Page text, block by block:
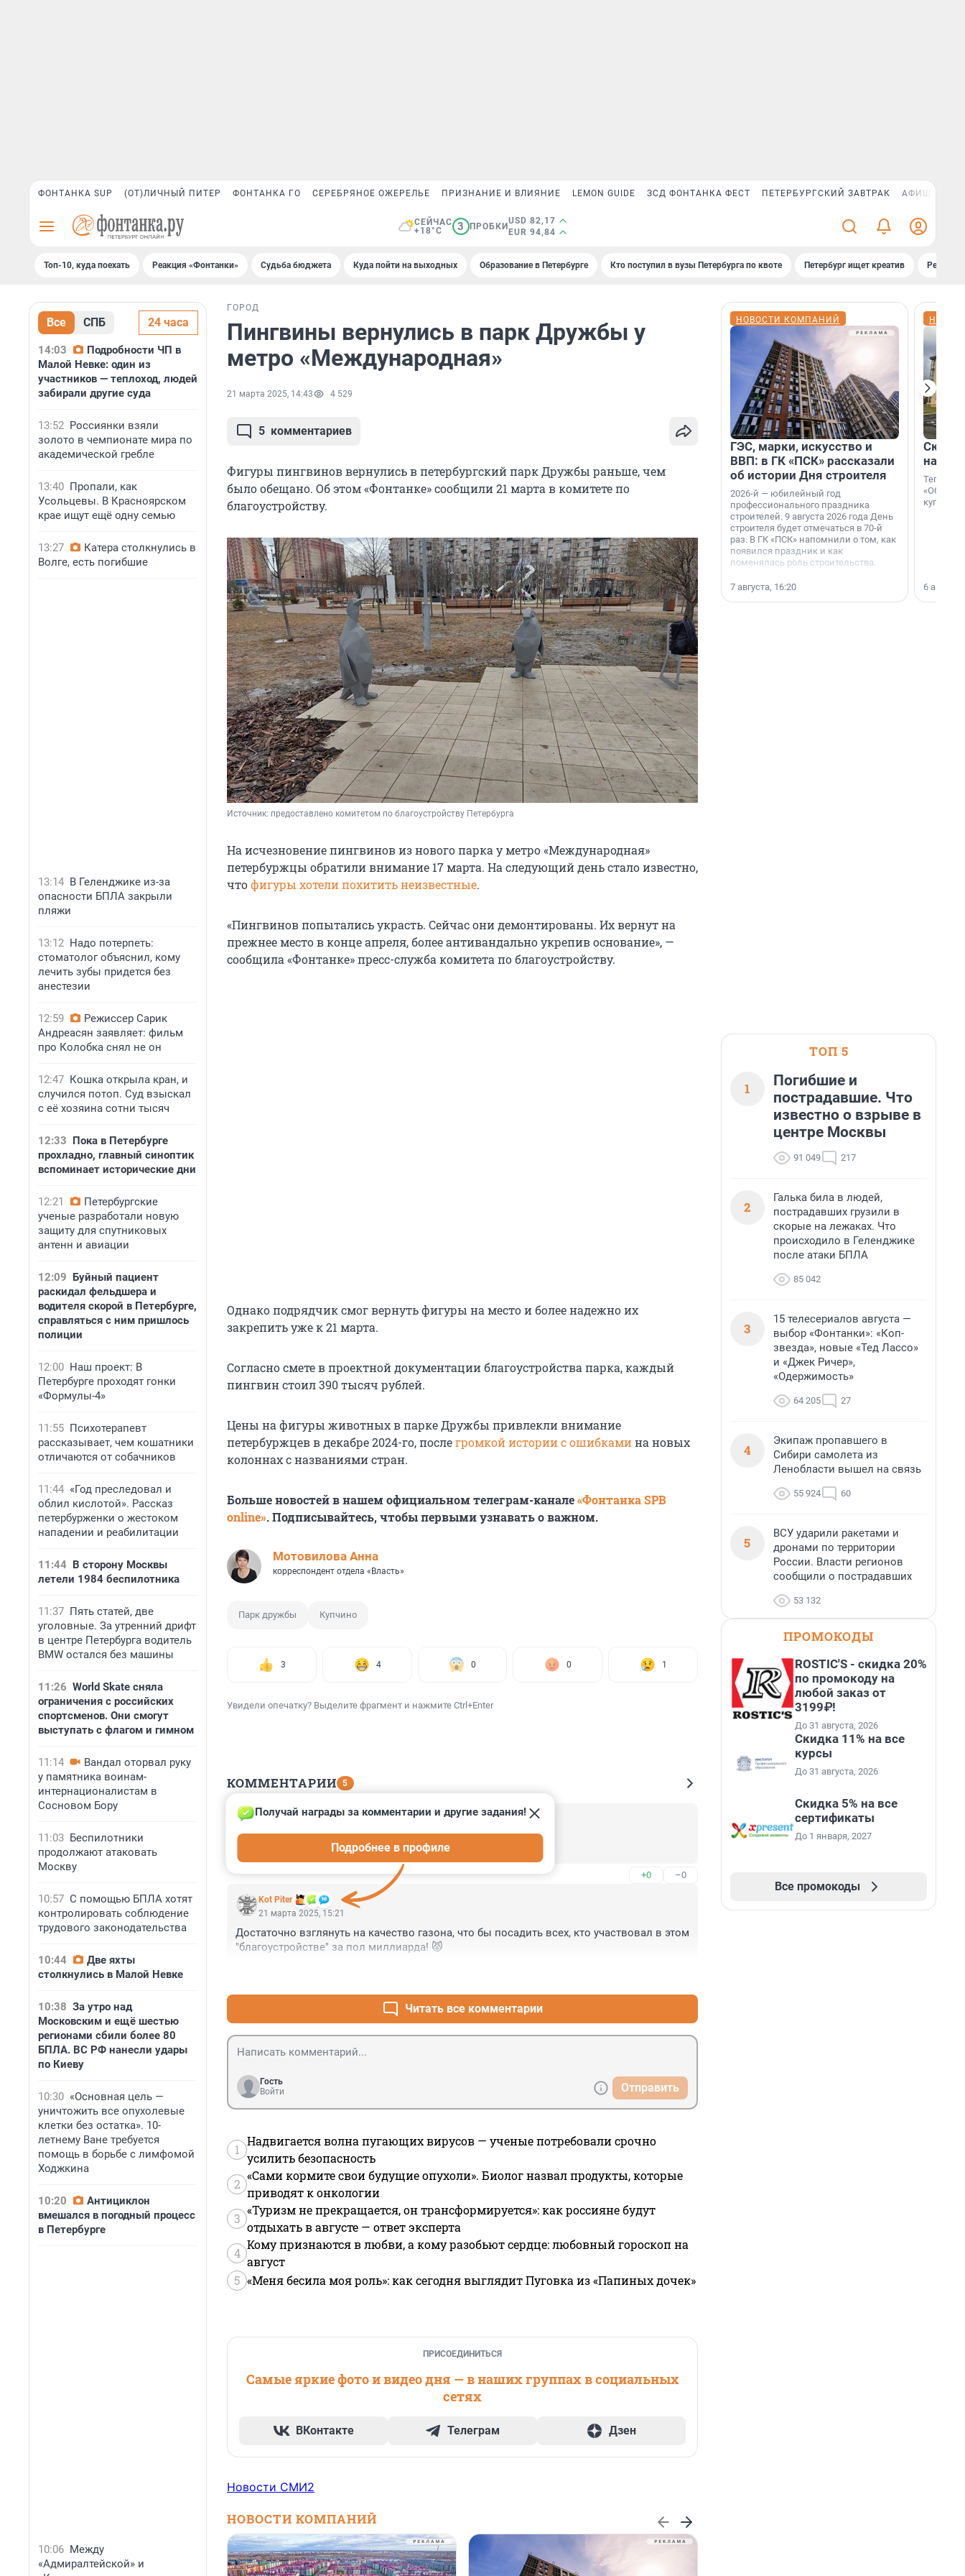
ФОНТАНКА SUP (ОТ)ЛИЧНЫЙ ПИТЕР ФОНТАНКА ГО СЕРЕБРЯНОЕ ОЖЕРЕЛЬЕ ПРИЗНАНИЕ И ВЛИЯНИЕ LEMON GUIDE ЗСД ФОНТАНКА ФЕСТ ПЕТЕРБУРГСКИЙ ЗАВТРАК АФИША PLUS
СЕЙЧАС
+18°C
3 ПРОБКИ
USD 82,17
EUR 94,84
Топ-10, куда поехать Реакция «Фонтанки» Судьба бюджета Куда пойти на выходных Образование в Петербурге Кто поступил в вузы Петербурга по квоте Петербург ищет креатив
Все СПБ 24 часа
14:03
Подробности ЧП в
Малой Невке: один из
участников — теплоход, людей
забирали другие суда
13:52 Россиянки взяли
золото в чемпионате мира по
академической гребле
13:40 Пропали, как
Усольцевы. В Красноярском
крае ищут ещё одну семью
13:27
Катера столкнулись в
Волге, есть погибшие
13:14 В Геленджике из-за
опасности БПЛА закрыли
пляжи
13:12 Надо потерпеть:
стоматолог объяснил, кому
лечить зубы придется без
анестезии
12:59
Режиссер Сарик
Андреасян заявляет: фильм
про Колобка снял не он
12:47 Кошка открыла кран, и
случился потоп. Суд взыскал
с её хозяина сотни тысяч
12:33 Пока в Петербурге
прохладно, главный синоптик
вспоминает исторические дни
12:21
Петербургские
ученые разработали новую
защиту для спутниковых
антенн и авиации
12:09 Буйный пациент
раскидал фельдшера и
водителя скорой в Петербурге,
справляться с ним пришлось
полиции
12:00 Наш проект: В
Петербурге проходят гонки
«Формулы-4»
11:55 Психотерапевт
рассказывает, чем кошатники
отличаются от собачников
11:44 «Год преследовал и
облил кислотой». Рассказ
петербурженки о жестоком
нападении и реабилитации
11:44 В сторону Москвы
летели 1984 беспилотника
11:37 Пять статей, две
уголовные. За утренний дрифт
в центре Петербурга водитель
BMW остался без машины
11:26 World Skate сняла
ограничения с российских
спортсменов. Они смогут
выступать с флагом и гимном
11:14
Вандал оторвал руку
у памятника воинам-
интернационалистам в
Сосновом Бору
11:03 Беспилотники
продолжают атаковать
Москву
10:57 С помощью БПЛА хотят
контролировать соблюдение
трудового законодательства
10:44
Две яхты
столкнулись в Малой Невке
10:38 За утро над
Московским и ещё шестью
регионами сбили более 80
БПЛА. ВС РФ нанесли удары
по Киеву
10:30 «Основная цель —
уничтожить все опухолевые
клетки без остатка». 10-
летнему Ване требуется
помощь в борьбе с лимфомой
Ходжкина
10:20
Антициклон
вмешался в погодный процесс
в Петербурге
10:06 Между
«Адмиралтейской» и
ГОРОД
Пингвины вернулись в парк Дружбы у
метро «Международная»
21 марта 2025, 14:43 4 529
5 комментариев
Фигуры пингвинов вернулись в петербургский парк Дружбы раньше, чем
было обещано. Об этом «Фонтанке» сообщили 21 марта в комитете по
благоустройству.
Источник: предоставлено комитетом по благоустройству Петербурга
На исчезновение пингвинов из нового парка у метро «Международная»
петербуржцы обратили внимание 17 марта. На следующий день стало известно,
чтофигуры хотели похитить неизвестные.
«Пингвинов попытались украсть. Сейчас они демонтированы. Их вернут на
прежнее место в конце апреля, более антивандально укрепив основание», —
сообщила «Фонтанке» пресс-служба комитета по благоустройству.
Однако подрядчик смог вернуть фигуры на место и более надежно их
закрепить уже к 21 марта.
Согласно смете в проектной документации благоустройства парка, каждый
пингвин стоил 390 тысяч рублей.
Цены на фигуры животных в парке Дружбы привлекли внимание
петербуржцев в декабре 2024-го, послегромкой истории с ошибкамина новых
колоннах с названиями стран.
Больше новостей в нашем официальном телеграм-канале«Фонтанка SPB
online». Подписывайтесь, чтобы первыми узнавать о важном.
Мотовилова Анна
корреспондент отдела «Власть»
Парк дружбы Купчино
3 4 0 0 1
Увидели опечатку? Выделите фрагмент и нажмите Ctrl+Enter
КОММЕНТАРИИ 5
Гость
Интересно брусчатка "волной" уложена.
+0 –0
Kot Piter
Получай награды за комментарии и другие задания!
Подробнее в профиле
21 марта 2025, 15:21
Достаточно взглянуть на качество газона, что бы посадить всех, кто участвовал в этом
"благоустройстве" за пол миллиарда! 😾
Читать все комментарии
Гость
Войти
Отправить
1
Надвигается волна пугающих вирусов — ученые потребовали срочно
усилить безопасность
2
«Сами кормите свои будущие опухоли». Биолог назвал продукты, которые
приводят к онкологии
3
«Туризм не прекращается, он трансформируется»: как россияне будут
отдыхать в августе — ответ эксперта
4
Кому признаются в любви, а кому разобьют сердце: любовный гороскоп на
август
5 «Меня бесила моя роль»: как сегодня выглядит Пуговка из «Папиных дочек»
ПРИСОЕДИНИТЬСЯ
Самые яркие фото и видео дня — в наших группах в социальных
сетях
ВКонтакте Телеграм Дзен
Новости СМИ2
НОВОСТИ КОМПАНИЙ
НОВОСТИ КОМПАНИЙ
ГЭС, марки, искусство и
ВВП: в ГК «ПСК» рассказали
об истории Дня строителя
2026-й — юбилейный год
профессионального праздника
строителей. 9 августа 2026 года День
строителя будет отмечаться в 70-й
раз. В ГК «ПСК» напомнили о том, как
появился праздник и как
поменялась роль строительства.
7 августа, 16:20
на
Теперь
купить
6
ТОП 5
1
Погибшие и
пострадавшие. Что
известно о взрыве в
центре Москвы
91 049 217
2
Галька била в людей,
пострадавших грузили в
скорые на лежаках. Что
происходило в Геленджике
после атаки БПЛА
85 042
3
15 телесериалов августа —
выбор «Фонтанки»: «Коп-
звезда», новые «Тед Лассо»
и «Джек Ричер»,
«Одержимость»
64 205 27
4
Экипаж пропавшего в
Сибири самолета из
Ленобласти вышел на связь
55 924 60
5
ВСУ ударили ракетами и
дронами по территории
России. Власти регионов
сообщили о пострадавших
53 132
ПРОМОКОДЫ
ROSTIC'S - скидка 20%
по промокоду на
любой заказ от
3199₽!
До 31 августа, 2026
Скидка 11% на все
курсы
До 31 августа, 2026
Скидка 5% на все
сертификаты
До 1 января, 2027
Все промокоды